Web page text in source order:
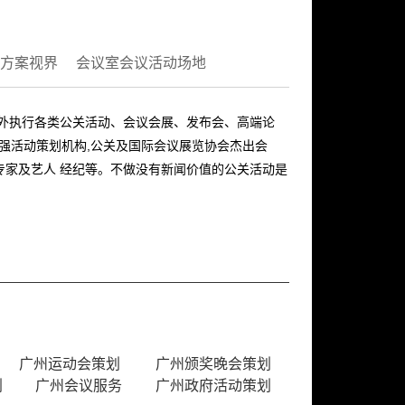
案视界 会议室会议活动场地
执行各类公关活动、会议会展、发布会、高端论
活动策划机构,公关及国际会议展览协会杰出会
及艺人 经纪等。不做没有新闻价值的公关活动是
广州运动会策划
广州颁奖晚会策划
广州会议服务
广州政府活动策划